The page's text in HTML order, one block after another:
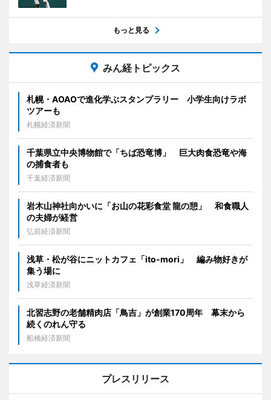
もっと見る
みん経トピックス
札幌・AOAOで進化学ぶスタンプラリー 小学生向けラボ
ツアーも
札幌経済新聞
千葉県立中央博物館で「ちば恐竜博」 巨大肉食恐竜や海
の捕食者も
千葉経済新聞
岩木山神社向かいに「お山の花彩食堂 龍の憩」 和食職人
の夫婦が経営
弘前経済新聞
浅草・松が谷にニットカフェ「ito-mori」 編み物好きが
集う場に
浅草経済新聞
北習志野の老舗精肉店「鳥吉」が創業170周年 幕末から
続くのれん守る
船橋経済新聞
プレスリリース